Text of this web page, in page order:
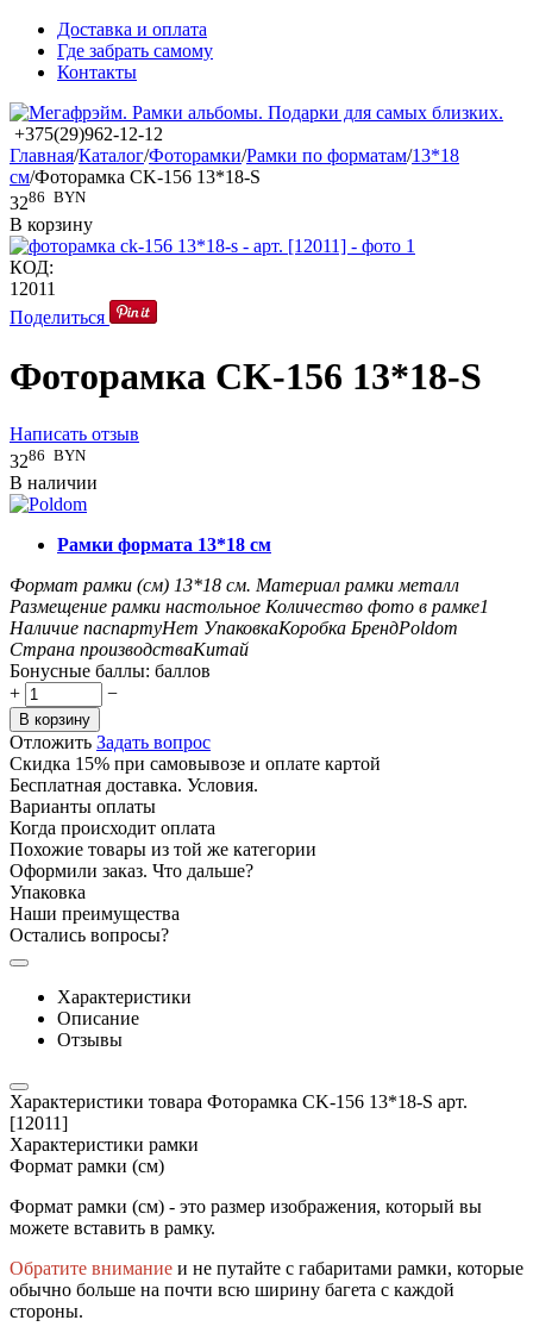
Доставка и оплата
Где забрать самому
Контакты
+375(29)962-12-12
Главная/Каталог/Фоторамки/Рамки по форматам/13*18
см/Фоторамка CK-156 13*18-S
3286 BYN
В корзину
КОД:
12011
Поделиться
Фоторамка CK-156 13*18-S
Написать отзыв
3286 BYN
В наличии
Рамки формата 13*18 см
Формат рамки (см) 13*18 см. Материал рамки металл
Размещение рамки настольное Количество фото в рамке1
Наличие паспартуНет УпаковкаКоробка БрендPoldom
Страна производстваКитай
Бонусные баллы: баллов
+
−
В корзину
Отложить Задать вопрос
Скидка 15% при самовывозе и оплате картой
Бесплатная доставка. Условия.
Варианты оплаты
Когда происходит оплата
Похожие товары из той же категории
Оформили заказ. Что дальше?
Упаковка
Наши преимущества
Остались вопросы?
Характеристики
Описание
Отзывы
Характеристики товара Фоторамка CK-156 13*18-S арт.
[12011]
Характеристики рамки
Формат рамки (см)
Формат рамки (см) - это размер изображения, который вы
можете вставить в рамку.
Обратите внимание и не путайте с габаритами рамки, которые
обычно больше на почти всю ширину багета с каждой
стороны.